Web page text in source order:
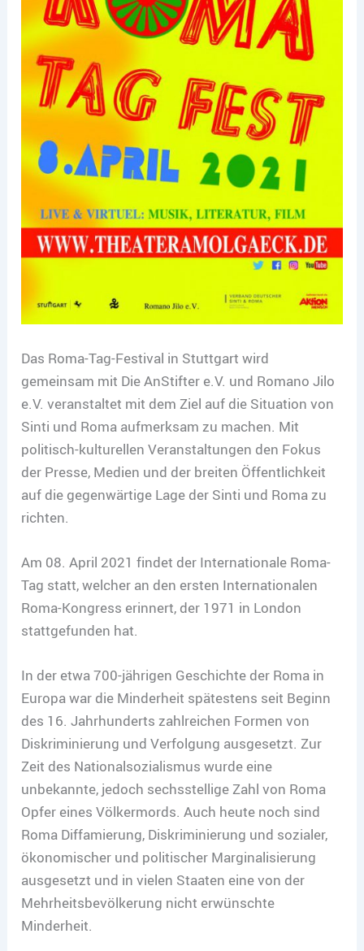
Das Roma-Tag-Festival in Stuttgart wird
gemeinsam mit Die AnStifter e.V. und Romano Jilo
e.V. veranstaltet mit dem Ziel auf die Situation von
Sinti und Roma aufmerksam zu machen. Mit
politisch-kulturellen Veranstaltungen den Fokus
der Presse, Medien und der breiten Öffentlichkeit
auf die gegenwärtige Lage der Sinti und Roma zu
richten.
Am 08. April 2021 findet der Internationale Roma-
Tag statt, welcher an den ersten Internationalen
Roma-Kongress erinnert, der 1971 in London
stattgefunden hat.
In der etwa 700-jährigen Geschichte der Roma in
Europa war die Minderheit spätestens seit Beginn
des 16. Jahrhunderts zahlreichen Formen von
Diskriminierung und Verfolgung ausgesetzt. Zur
Zeit des Nationalsozialismus wurde eine
unbekannte, jedoch sechsstellige Zahl von Roma
Opfer eines Völkermords. Auch heute noch sind
Roma Diffamierung, Diskriminierung und sozialer,
ökonomischer und politischer Marginalisierung
ausgesetzt und in vielen Staaten eine von der
Mehrheitsbevölkerung nicht erwünschte
Minderheit.